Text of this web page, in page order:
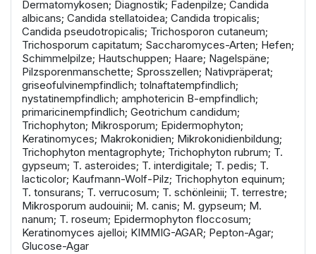
Dermatomykosen; Diagnostik; Fadenpilze; Candida
albicans; Candida stellatoidea; Candida tropicalis;
Candida pseudotropicalis; Trichosporon cutaneum;
Trichosporum capitatum; Saccharomyces-Arten; Hefen;
Schimmelpilze; Hautschuppen; Haare; Nagelspäne;
Pilzsporenmanschette; Sprosszellen; Nativpräperat;
griseofulvinempfindlich; tolnaftatempfindlich;
nystatinempfindlich; amphotericin B-empfindlich;
primaricinempfindlich; Geotrichum candidum;
Trichophyton; Mikrosporum; Epidermophyton;
Keratinomyces; Makrokonidien; Mikrokonidienbildung;
Trichophyton mentagrophyte; Trichophyton rubrum; T.
gypseum; T. asteroides; T. interdigitale; T. pedis; T.
lacticolor; Kaufmann-Wolf-Pilz; Trichophyton equinum;
T. tonsurans; T. verrucosum; T. schönleinii; T. terrestre;
Mikrosporum audouinii; M. canis; M. gypseum; M.
nanum; T. roseum; Epidermophyton floccosum;
Keratinomyces ajelloi; KIMMIG-AGAR; Pepton-Agar;
Glucose-Agar